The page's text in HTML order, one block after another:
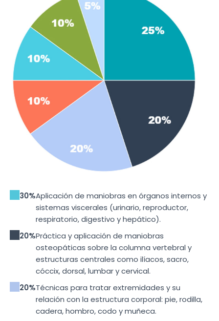
30%Aplicación de maniobras en órganos internos y
sistemas viscerales (urinario, reproductor,
respiratorio, digestivo y hepático).
20%Práctica y aplicación de maniobras
osteopáticas sobre la columna vertebral y
estructuras centrales como ilíacos, sacro,
cóccix, dorsal, lumbar y cervical.
20%Técnicas para tratar extremidades y su
relación con la estructura corporal: pie, rodilla,
cadera, hombro, codo y muñeca.